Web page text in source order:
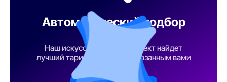
Автоматический подбор
Наш искусственный интеллект найдет
лучший тарифный план по указанным вами